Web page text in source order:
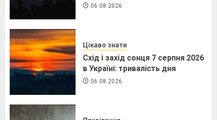
06.08.2026
Цікаво знати
Схід і захід сонця 7 серпня 2026
в Україні: тривалість дня
06.08.2026